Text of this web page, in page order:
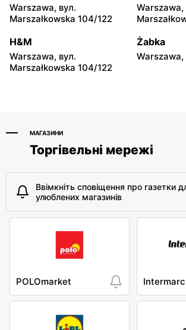
Hyżne, вул. Hyżne 100
Jarosław,
147
moje sklepy
Niebylec, вул. Niebylec 139
moje sklepy
Opole,
Warszawa, вул.
Marszałkowska 104/122
Warszawa,
H&M
Warszawa, вул.
Marszałkowska 104/122
Żabka
Warszawa,
МАГАЗИНИ
Торгівельні мережі
Ввімкніть сповіщення про газетки
улюблених магазинів
POLOmarket